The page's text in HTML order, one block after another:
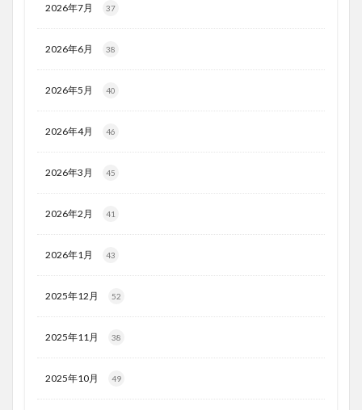
2026年7月 37
2026年6月 38
2026年5月 40
2026年4月 46
2026年3月 45
2026年2月 41
2026年1月 43
2025年12月 52
2025年11月 38
2025年10月 49